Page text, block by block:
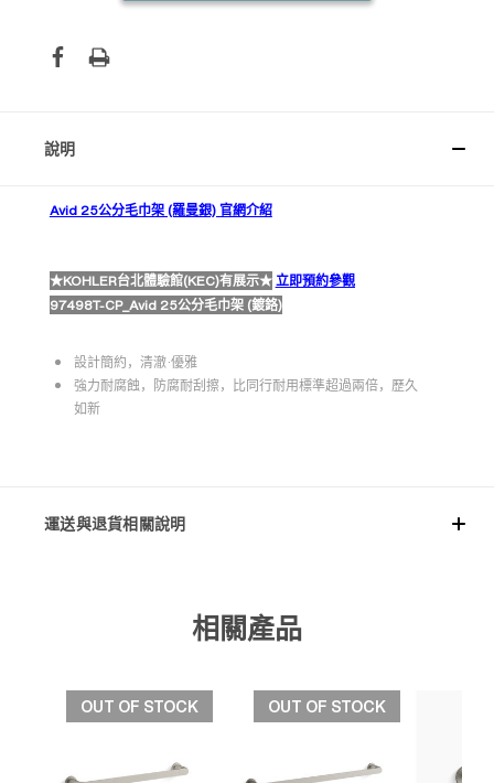
說明
Avid 25公分毛巾架 (羅曼銀) 官網介紹
★KOHLER台北體驗館(KEC)有展示★立即預約參觀
97498T-CP_Avid 25公分毛巾架 (鍍鉻)
設計簡約，清澈·優雅
強力耐腐蝕，防腐耐刮擦，比同行耐用標準超過兩倍，歷久
如新
運送與退貨相關說明
相關產品
OUT OF STOCK OUT OF STOCK